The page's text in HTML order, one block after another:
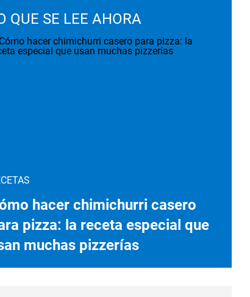
QUE SE LEE AHORA
hacer chimichurri casero
pizza: la receta especial que
muchas pizzerías